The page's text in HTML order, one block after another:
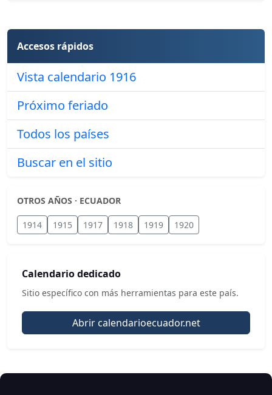
Accesos rápidos
Vista calendario 1916
Próximo feriado
Todos los países
Buscar en el sitio
OTROS AÑOS · ECUADOR
1914 1915 1917 1918 1919 1920
Calendario dedicado
Sitio específico con más herramientas para este país.
Abrir calendarioecuador.net